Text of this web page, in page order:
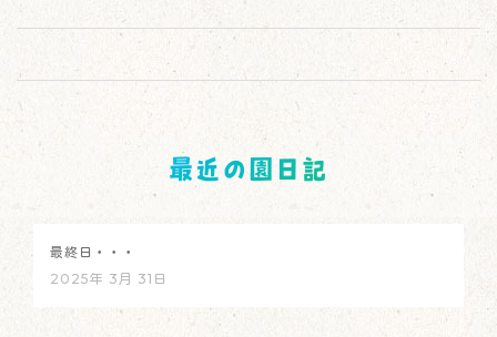
最近の園日記
最終日・・・
2025年 3月 31日